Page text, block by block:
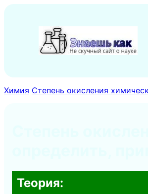
содержимому
Химия Степень окисления
Теория: